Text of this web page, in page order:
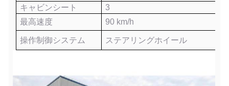
キャビンシート
3
最高速度
90 km/h
操作制御システム ステアリングホイール